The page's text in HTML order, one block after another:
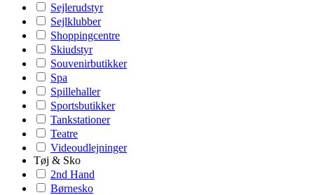
Sejlerudstyr
Sejlklubber
Shoppingcentre
Skiudstyr
Souvenirbutikker
Spa
Spillehaller
Sportsbutikker
Tankstationer
Teatre
Videoudlejninger
Tøj & Sko
2nd Hand
Børnesko